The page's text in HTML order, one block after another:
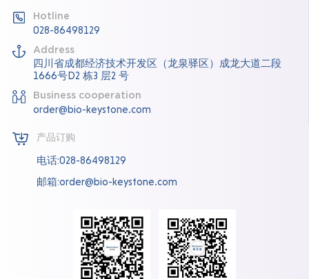
Hotline
028-86498129
Address
四川省成都经济技术开发区（龙泉驿区）成龙大道二段
1666号D2 栋3 层2 号
Business cooperation
order@bio-keystone.com
产品订购
电话:028-86498129
邮箱:order@bio-keystone.com